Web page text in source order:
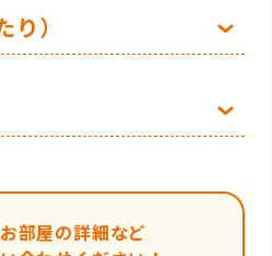
）
部屋の詳細など